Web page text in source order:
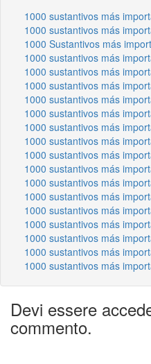
1000 sustantivos más
1000 sustantivos más
1000 Sustantivos más
1000 sustantivos más
1000 sustantivos más
1000 sustantivos más
1000 sustantivos más
1000 sustantivos más
1000 sustantivos más
1000 sustantivos más
1000 sustantivos más
1000 sustantivos más
1000 sustantivos más
1000 sustantivos más
1000 sustantivos más
1000 sustantivos más
1000 sustantivos más
1000 sustantivos más
1000 sustantivos más
Devi essere
commento.